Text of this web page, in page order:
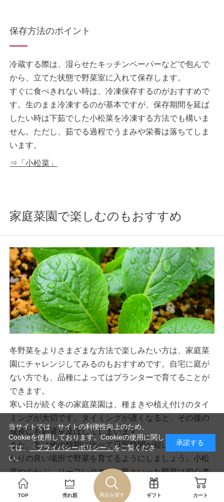
TOP 売れ筋 商品を探す ギフト カート
保存方法のポイント
冷蔵する際は、湿らせたキッチンペーパーなどで包んで
から、立てた状態で野菜室に入れて保存します。
すぐに食べきれない時は、冷凍保存するのがおすすめで
す。生のまま冷凍するのが基本ですが、保存期間を延ば
したい時は下茹でした小松菜を冷凍する方法でも構いま
せん。ただし、茹でる過程でうまみや栄養は落ちてしま
います。
⇒「小松菜」
家庭菜園で楽しむのもおすすめ
冬野菜をよりさまざまな方法で楽しみたい方は、家庭菜
園にチャレンジしてみるのもおすすめです。自宅に庭が
ない方でも、品種によってはプランターで育てることが
できます。
寒い日が続く冬の家庭菜園は、種まきや植え付けのタイ
ミングが大切です。タイミングが遅くなると、その後の
成長にも影響を及ぼしてしまいます。
また、冬は他の時期に比べて日照時間が短いです。日当
たりの良い場所で野菜を育てるようにしましょう。小松
菜や小かぶ、リーフレタス、白菜といった野菜は初心者
の方でも比較的育てやすいので、試してみてはいかがで
しょうか。
当サイトでは、サイトの利便性向上のため、
Cookieを使用しております。Cookieの使用に関し
ては、
「プライバシーポリシー」 をご覧くださ
い。
承諾する